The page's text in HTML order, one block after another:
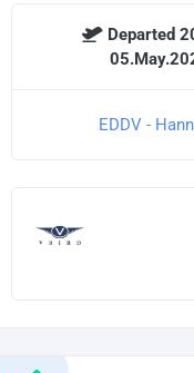
Departed
EDDV -